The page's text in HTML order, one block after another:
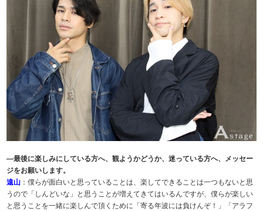
―最後に楽しみにしている方へ、観ようかどうか、迷っている方へ、メッセー
ジをお願いします。
遠山 ：僕らが面白いと思っていることは、楽してできることは一つもないと思
うので「しんどいな」と思うことが増えてきてはいるんですが、僕らが楽しい
と思うことを一緒に楽しんで頂くために「寄る年波には負けんぞ！」「アラフ